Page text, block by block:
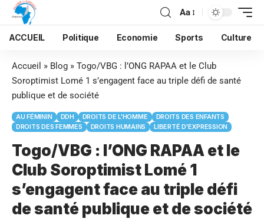
Aa
ACCUEIL Politique Economie Sports Culture
Accueil » Blog » Togo/VBG : l’ONG RAPAA et le Club
Soroptimist Lomé 1 s’engagent face au triple défi de santé
publique et de société
AU FÉMININ DDH DROITS DE L'HOMME
DROITS DES ENFANTS
DROITS DES FEMMES
DROITS HUMAINS LIBERTÉ D'EXPRESSION
Togo/VBG : l’ONG RAPAA et le
Club Soroptimist Lomé 1
s’engagent face au triple défi
de santé publique et de société